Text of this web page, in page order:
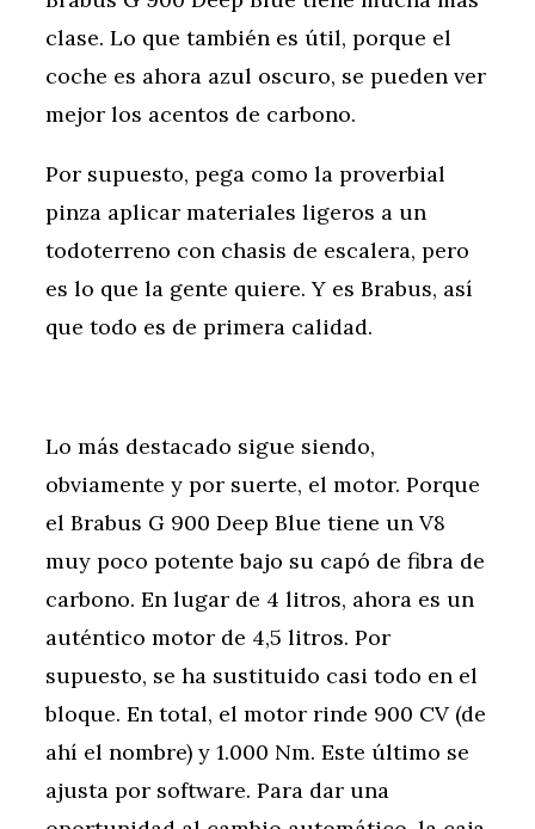
clase. Lo que también es útil, porque el
coche es ahora azul oscuro, se pueden ver
mejor los acentos de carbono.
Por supuesto, pega como la proverbial
pinza aplicar materiales ligeros a un
todoterreno con chasis de escalera, pero
es lo que la gente quiere. Y es Brabus, así
que todo es de primera calidad.
Lo más destacado sigue siendo,
obviamente y por suerte, el motor. Porque
el Brabus G 900 Deep Blue tiene un V8
muy poco potente bajo su capó de fibra de
carbono. En lugar de 4 litros, ahora es un
auténtico motor de 4,5 litros. Por
supuesto, se ha sustituido casi todo en el
bloque. En total, el motor rinde 900 CV (de
ahí el nombre) y 1.000 Nm. Este último se
ajusta por software. Para dar una